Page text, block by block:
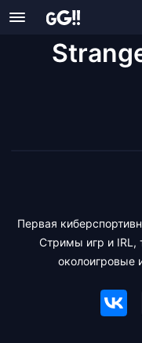
Первая
Стримы игр и IRL,
околоигровые